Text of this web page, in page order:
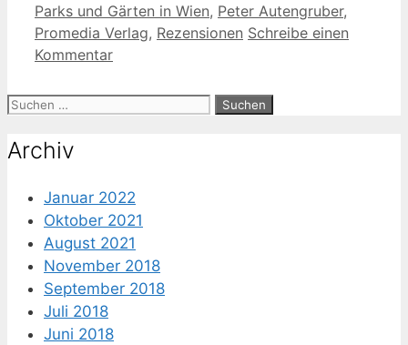
Parks und Gärten in Wien, Peter Autengruber,
Promedia Verlag, Rezensionen Schreibe einen
Kommentar
Suche
Archiv
Januar 2022
Oktober 2021
August 2021
November 2018
September 2018
Juli 2018
Juni 2018